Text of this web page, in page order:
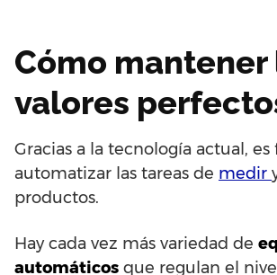
Cómo mantener
valores
Gracias a la tecnología actual, es
automatizar las tareas de medir
productos.
Hay cada vez más variedad de
automáticos que regulan el